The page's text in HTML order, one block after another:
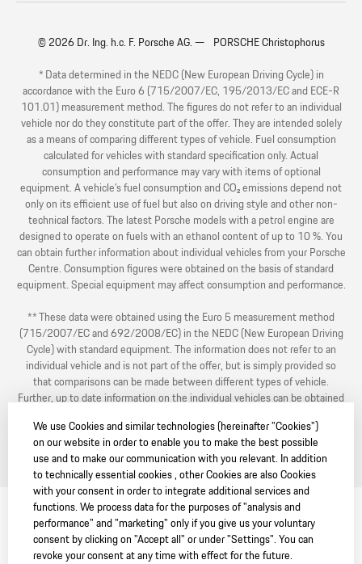
© 2026 Dr. Ing. h.c. F. Porsche AG. — PORSCHE Christophorus
* Data determined in the NEDC (New European Driving Cycle) in
accordance with the Euro 6 (715/2007/EC, 195/2013/EC and ECE-R
101.01) measurement method. The figures do not refer to an individual
vehicle nor do they constitute part of the offer. They are intended solely
as a means of comparing different types of vehicle. Fuel consumption
calculated for vehicles with standard specification only. Actual
consumption and performance may vary with items of optional
equipment. A vehicle’s fuel consumption and CO₂ emissions depend not
only on its efficient use of fuel but also on driving style and other non-
technical factors. The latest Porsche models with a petrol engine are
designed to operate on fuels with an ethanol content of up to 10 %. You
can obtain further information about individual vehicles from your Porsche
Centre. Consumption figures were obtained on the basis of standard
equipment. Special equipment may affect consumption and performance.
** These data were obtained using the Euro 5 measurement method
(715/2007/EC and 692/2008/EC) in the NEDC (New European Driving
Cycle) with standard equipment. The information does not refer to an
individual vehicle and is not part of the offer, but is simply provided so
that comparisons can be made between different types of vehicle.
Further, up to date information on the individual vehicles can be obtained
basis of standard equipment. Special equipment may affect consumption
and performance.
We use Cookies and similar technologies (hereinafter "Cookies")
on our website in order to enable you to make the best possible
use and to make our communication with you relevant. In addition
to technically essential cookies , other Cookies are also Cookies
with your consent in order to integrate additional services and
functions. We process data for the purposes of "analysis and
performance" and "marketing" only if you give us your voluntary
consent by clicking on "Accept all" or under "Settings". You can
revoke your consent at any time with effect for the future.